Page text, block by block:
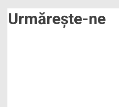
articole
Urmărește-ne